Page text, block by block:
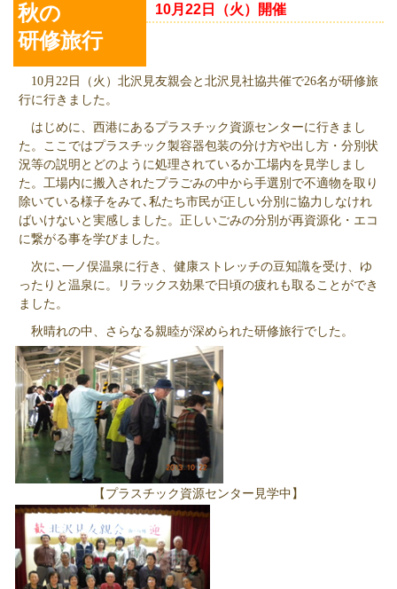
秋の
研修旅行
10月22日（火）開催
10月22日（火）北沢見友親会と北沢見社協共催で26名が研修旅
行に行きました。
はじめに、西港にあるプラスチック資源センターに行きまし
た。ここではプラスチック製容器包装の分け方や出し方・分別状
況等の説明とどのように処理されているか工場内を見学しまし
た。工場内に搬入されたプラごみの中から手選別で不適物を取り
除いている様子をみて､私たち市民が正しい分別に協力しなけれ
ばいけないと実感しました。正しいごみの分別が再資源化・エコ
に繋がる事を学びました。
次に､一ノ俣温泉に行き、健康ストレッチの豆知識を受け、ゆ
ったりと温泉に。リラックス効果で日頃の疲れも取ることができ
ました。
秋晴れの中、さらなる親睦が深められた研修旅行でした。
【プラスチック資源センター見学中】